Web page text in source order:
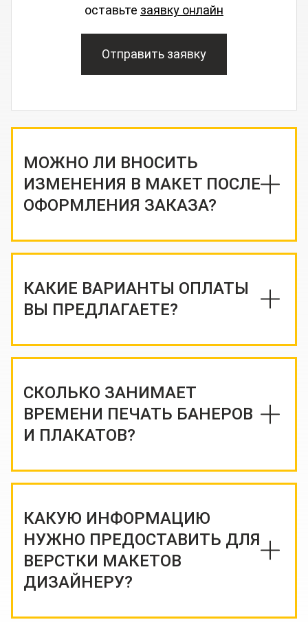
оставьте заявку онлайн
Отправить заявку
МОЖНО ЛИ ВНОСИТЬ
ИЗМЕНЕНИЯ В МАКЕТ ПОСЛЕ
ОФОРМЛЕНИЯ ЗАКАЗА?
КАКИЕ ВАРИАНТЫ ОПЛАТЫ
ВЫ ПРЕДЛАГАЕТЕ?
СКОЛЬКО ЗАНИМАЕТ
ВРЕМЕНИ ПЕЧАТЬ БАНЕРОВ
И ПЛАКАТОВ?
КАКУЮ ИНФОРМАЦИЮ
НУЖНО ПРЕДОСТАВИТЬ ДЛЯ
ВЕРСТКИ МАКЕТОВ
ДИЗАЙНЕРУ?